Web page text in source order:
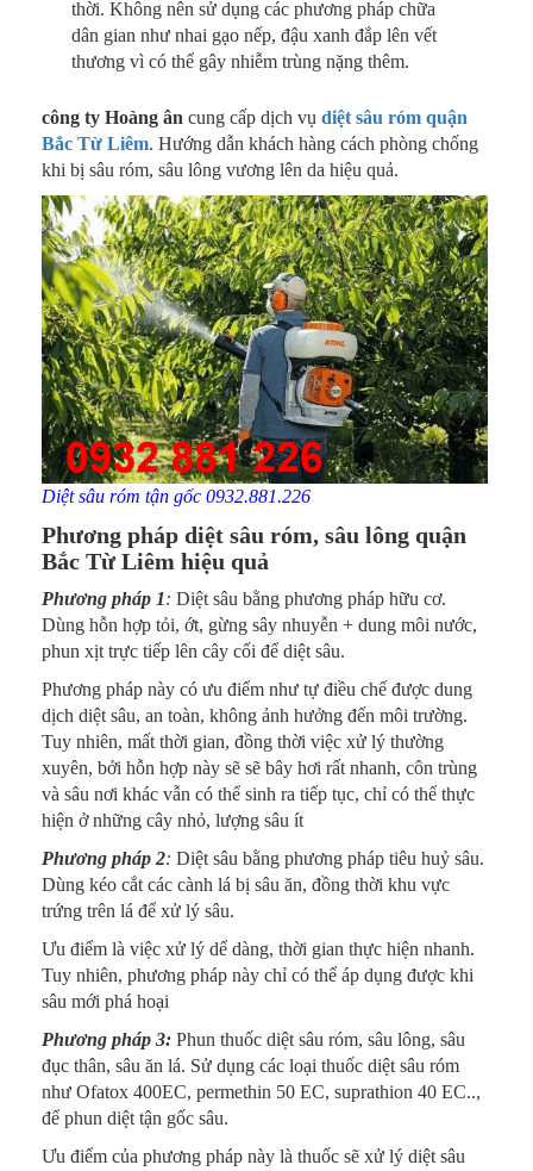
thời. Không nên sử dụng các phương pháp chữa
dân gian như nhai gạo nếp, đậu xanh đắp lên vết
thương vì có thể gây nhiễm trùng nặng thêm.
công ty Hoàng ân cung cấp dịch vụ diệt sâu róm quận
Bắc Từ Liêm. Hướng dẫn khách hàng cách phòng chống
khi bị sâu róm, sâu lông vương lên da hiệu quả.
Diệt sâu róm tận gốc 0932.881.226
Phương pháp diệt sâu róm, sâu lông quận
Bắc Từ Liêm hiệu quả
Phương pháp 1: Diệt sâu bằng phương pháp hữu cơ.
Dùng hỗn hợp tỏi, ớt, gừng sây nhuyễn + dung môi nước,
phun xịt trực tiếp lên cây cối để diệt sâu.
Phương pháp này có ưu điểm như tự điều chế được dung
dịch diệt sâu, an toàn, không ảnh hưởng đến môi trường.
Tuy nhiên, mất thời gian, đồng thời việc xử lý thường
xuyên, bởi hỗn hợp này sẽ sẽ bây hơi rất nhanh, côn trùng
và sâu nơi khác vẫn có thể sinh ra tiếp tục, chỉ có thể thực
hiện ở những cây nhỏ, lượng sâu ít
Phương pháp 2: Diệt sâu bằng phương pháp tiêu huỷ sâu.
Dùng kéo cắt các cành lá bị sâu ăn, đồng thời khu vực
trứng trên lá để xử lý sâu.
Ưu điểm là việc xử lý dể dàng, thời gian thực hiện nhanh.
Tuy nhiên, phương pháp này chỉ có thể áp dụng được khi
sâu mới phá hoại
Phương pháp 3: Phun thuốc diệt sâu róm, sâu lông, sâu
đục thân, sâu ăn lá. Sử dụng các loại thuốc diệt sâu róm
như Ofatox 400EC, permethin 50 EC, suprathion 40 EC..,
để phun diệt tận gốc sâu.
Ưu điểm của phương pháp này là thuốc sẽ xử lý diệt sâu